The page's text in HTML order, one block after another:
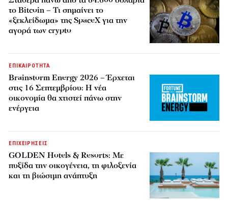
το Bitcoin – Τι σημαίνει το
«ξεκλείδωμα» της SpaceX για την
αγορά των crypto
ΕΠΙΚΑΙΡΟΤΗΤΑ
Brainstorm Energy 2026 – Έρχεται
στις 16 Σεπτεμβρίου: Η νέα
οικονομία θα χτιστεί πάνω στην
ενέργεια
ΕΠΙΧΕΙΡΗΣΕΙΣ
GOLDEN Hotels & Resorts: Με
πυξίδα την οικογένεια, τη φιλοξενία
και τη βιώσιμη ανάπτυξη